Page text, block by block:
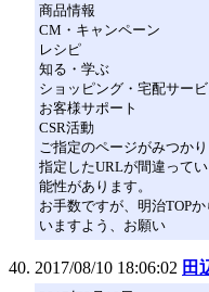
商品情報
CM・キャンペーン
レシピ
知る・学ぶ
ショッピング・宅配サービ
お客様サポート
CSR活動
ご指定のページがみつかり
指定したURLが間違って
能性があります。
お手数ですが、明治TOP
いますよう、お願い
2017/08/10 18:06:02 田